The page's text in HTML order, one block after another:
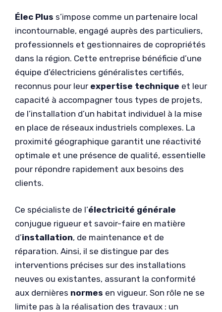
Élec Plus s’impose comme un partenaire local
incontournable, engagé auprès des particuliers,
professionnels et gestionnaires de copropriétés
dans la région. Cette entreprise bénéficie d’une
équipe d’électriciens généralistes certifiés,
reconnus pour leur expertise technique et leur
capacité à accompagner tous types de projets,
de l’installation d’un habitat individuel à la mise
en place de réseaux industriels complexes. La
proximité géographique garantit une réactivité
optimale et une présence de qualité, essentielle
pour répondre rapidement aux besoins des
clients.
Ce spécialiste de l’électricité générale
conjugue rigueur et savoir-faire en matière
d’installation, de maintenance et de
réparation. Ainsi, il se distingue par des
interventions précises sur des installations
neuves ou existantes, assurant la conformité
aux dernières normes en vigueur. Son rôle ne se
limite pas à la réalisation des travaux : un